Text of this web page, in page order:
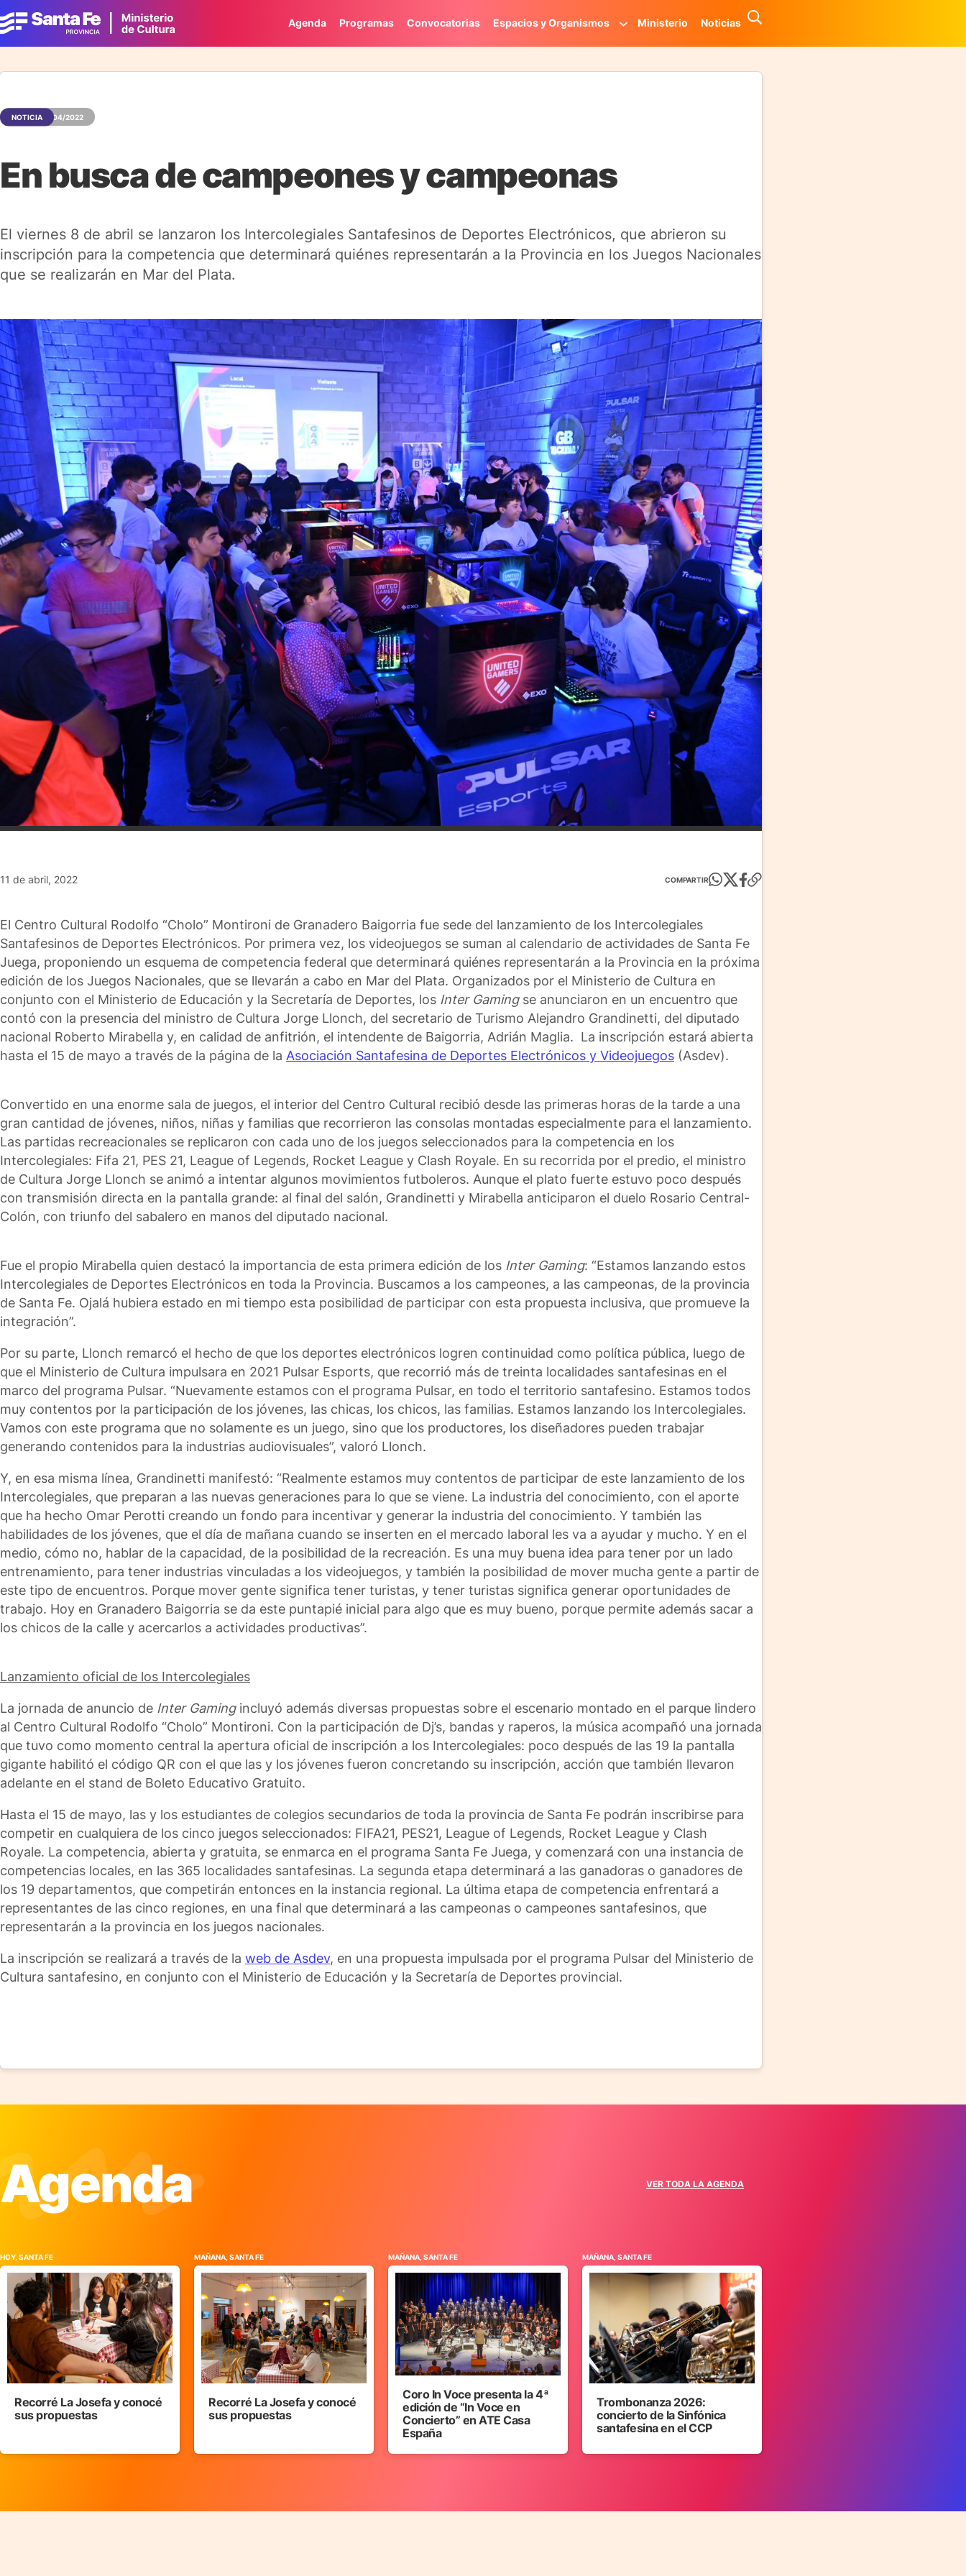
Agenda Programas Convocatorias Espacios y Organismos Ministerio Noticias
NOTICIA 11/04/2022
En busca de campeones y campeonas
El viernes 8 de abril se lanzaron los Intercolegiales Santafesinos de Deportes Electrónicos, que abrieron su
inscripción para la competencia que determinará quiénes representarán a la Provincia en los Juegos Nacionales
que se realizarán en Mar del Plata.
11 de abril, 2022 COMPARTIR
El Centro Cultural Rodolfo “Cholo” Montironi de Granadero Baigorria fue sede del lanzamiento de los Intercolegiales
Santafesinos de Deportes Electrónicos. Por primera vez, los videojuegos se suman al calendario de actividades de Santa Fe
Juega, proponiendo un esquema de competencia federal que determinará quiénes representarán a la Provincia en la próxima
edición de los Juegos Nacionales, que se llevarán a cabo en Mar del Plata. Organizados por el Ministerio de Cultura en
conjunto con el Ministerio de Educación y la Secretaría de Deportes, los Inter Gamingse anunciaron en un encuentro que
contó con la presencia del ministro de Cultura Jorge Llonch, del secretario de Turismo Alejandro Grandinetti, del diputado
nacional Roberto Mirabella y, en calidad de anfitrión, el intendente de Baigorria, Adrián Maglia. La inscripción estará abierta
hasta el 15 de mayo a través de la página de la Asociación Santafesina de Deportes Electrónicos y Videojuegos (Asdev).
Convertido en una enorme sala de juegos, el interior del Centro Cultural recibió desde las primeras horas de la tarde a una
gran cantidad de jóvenes, niños, niñas y familias que recorrieron las consolas montadas especialmente para el lanzamiento.
Las partidas recreacionales se replicaron con cada uno de los juegos seleccionados para la competencia en los
Intercolegiales: Fifa 21, PES 21, League of Legends, Rocket League y Clash Royale. En su recorrida por el predio, el ministro
de Cultura Jorge Llonch se animó a intentar algunos movimientos futboleros. Aunque el plato fuerte estuvo poco después
con transmisión directa en la pantalla grande: al final del salón, Grandinetti y Mirabella anticiparon el duelo Rosario Central-
Colón, con triunfo del sabalero en manos del diputado nacional.
Fue el propio Mirabella quien destacó la importancia de esta primera edición de los Inter Gaming: “Estamos lanzando estos
Intercolegiales de Deportes Electrónicos en toda la Provincia. Buscamos a los campeones, a las campeonas, de la provincia
de Santa Fe. Ojalá hubiera estado en mi tiempo esta posibilidad de participar con esta propuesta inclusiva, que promueve la
integración”.
Por su parte, Llonch remarcó el hecho de que los deportes electrónicos logren continuidad como política pública, luego de
que el Ministerio de Cultura impulsara en 2021 Pulsar Esports, que recorrió más de treinta localidades santafesinas en el
marco del programa Pulsar. “Nuevamente estamos con el programa Pulsar, en todo el territorio santafesino. Estamos todos
muy contentos por la participación de los jóvenes, las chicas, los chicos, las familias. Estamos lanzando los Intercolegiales.
Vamos con este programa que no solamente es un juego, sino que los productores, los diseñadores pueden trabajar
generando contenidos para la industrias audiovisuales”, valoró Llonch.
Y, en esa misma línea, Grandinetti manifestó: “Realmente estamos muy contentos de participar de este lanzamiento de los
Intercolegiales, que preparan a las nuevas generaciones para lo que se viene. La industria del conocimiento, con el aporte
que ha hecho Omar Perotti creando un fondo para incentivar y generar la industria del conocimiento. Y también las
habilidades de los jóvenes, que el día de mañana cuando se inserten en el mercado laboral les va a ayudar y mucho. Y en el
medio, cómo no, hablar de la capacidad, de la posibilidad de la recreación. Es una muy buena idea para tener por un lado
entrenamiento, para tener industrias vinculadas a los videojuegos, y también la posibilidad de mover mucha gente a partir de
este tipo de encuentros. Porque mover gente significa tener turistas, y tener turistas significa generar oportunidades de
trabajo. Hoy en Granadero Baigorria se da este puntapié inicial para algo que es muy bueno, porque permite además sacar a
los chicos de la calle y acercarlos a actividades productivas”.
Lanzamiento oficial de los Intercolegiales
La jornada de anuncio de Inter Gamingincluyó además diversas propuestas sobre el escenario montado en el parque lindero
al Centro Cultural Rodolfo “Cholo” Montironi. Con la participación de Dj’s, bandas y raperos, la música acompañó una jornada
que tuvo como momento central la apertura oficial de inscripción a los Intercolegiales: poco después de las 19 la pantalla
gigante habilitó el código QR con el que las y los jóvenes fueron concretando su inscripción, acción que también llevaron
adelante en el stand de Boleto Educativo Gratuito.
Hasta el 15 de mayo, las y los estudiantes de colegios secundarios de toda la provincia de Santa Fe podrán inscribirse para
competir en cualquiera de los cinco juegos seleccionados: FIFA21, PES21, League of Legends, Rocket League y Clash
Royale. La competencia, abierta y gratuita, se enmarca en el programa Santa Fe Juega, y comenzará con una instancia de
competencias locales, en las 365 localidades santafesinas. La segunda etapa determinará a las ganadoras o ganadores de
los 19 departamentos, que competirán entonces en la instancia regional. La última etapa de competencia enfrentará a
representantes de las cinco regiones, en una final que determinará a las campeonas o campeones santafesinos, que
representarán a la provincia en los juegos nacionales.
La inscripción se realizará a través de la web de Asdev, en una propuesta impulsada por el programa Pulsar del Ministerio de
Cultura santafesino, en conjunto con el Ministerio de Educación y la Secretaría de Deportes provincial.
Agenda VER TODA LA AGENDA
HOY, SANTA FE
Recorré La Josefa y conocé
sus propuestas
MAÑANA, SANTA FE
Recorré La Josefa y conocé
sus propuestas
MAÑANA, SANTA FE
Coro In Voce presenta la 4ª
edición de “In Voce en
Concierto” en ATE Casa
España
MAÑANA, SANTA FE
Trombonanza 2026:
concierto de la Sinfónica
santafesina en el CCP